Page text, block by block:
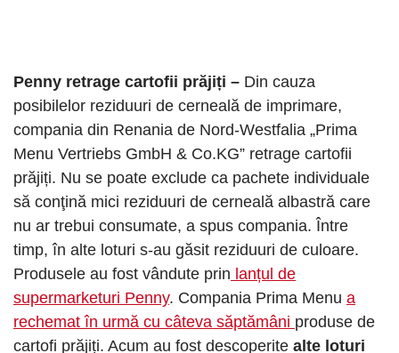
Penny retrage cartofii prăjiți – Din cauza
posibilelor reziduuri de cerneală de imprimare,
compania din Renania de Nord-Westfalia „Prima
Menu Vertriebs GmbH & Co.KG” retrage cartofii
prăjiți. Nu se poate exclude ca pachete individuale
să conţină mici reziduuri de cerneală albastră care
nu ar trebui consumate, a spus compania. Între
timp, în alte loturi s-au găsit reziduuri de culoare.
Produsele au fost vândute prin lanțul de
supermarketuri Penny. Compania Prima Menu a
rechemat în urmă cu câteva săptămâni produse de
cartofi prăjiți. Acum au fost descoperite alte loturi